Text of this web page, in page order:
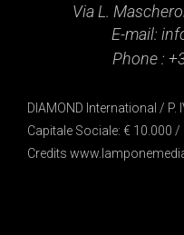
Via L.
E-mail:
Phone :
DIAMOND International / P.
Capitale Sociale: € 10.000
Credits